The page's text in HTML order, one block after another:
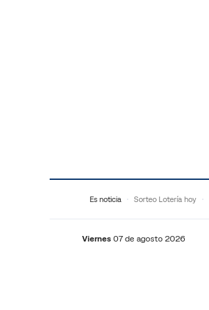
Es noticia Sorteo Lotería hoy
Viernes 07 de agosto 2026